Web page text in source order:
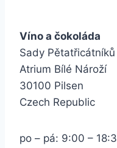
Víno a čokoláda
Sady Pětatřicátníků
Atrium Bílé Nároží
30100 Pilsen
Czech Republic
po – pá: 9:00 –